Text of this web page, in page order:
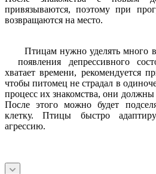
привязываются, поэтому при
возвращаются на место.
Птицам нужно уделять много
появления депрессивного
хватает времени, рекомендуется
чтобы питомец не страдал в
процесс их знакомства, они
После этого можно будет
клетку. Птицы быстро
агрессию.